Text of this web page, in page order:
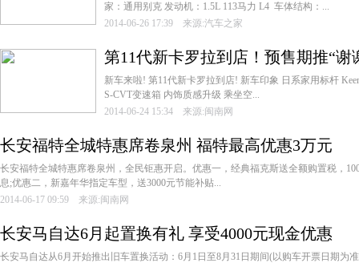
家：通用别克 发动机：1.5L 113马力 L4 车体结构：...
2014-06-26 17:39 来源:汽车之家
第11代新卡罗拉到店！预售期推“谢
新车来啦! 第11代新卡罗拉到店! 新车印象 日系家用标杆
S-CVT变速箱 内饰质感升级 乘坐空...
2014-06-24 15:34 来源:闽南网
长安福特全城特惠席卷泉州 福特最高优惠3万元
长安福特全城特惠席卷泉州，全民钜惠开启。优惠一，经典福克斯送全额购置税，
息;优惠二，新嘉年华指定车型，送3000元节能补贴...
2014-06-17 09:59 来源:闽南网
长安马自达6月起置换有礼 享受4000元现金优惠
长安马自达从6月开始推出旧车置换活动：6月1日至8月31日期间(以购车开票日期为